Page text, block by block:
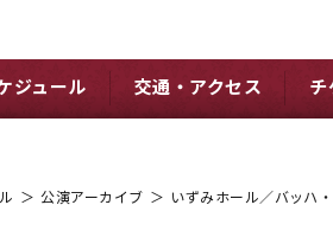
ジュール 交通・アクセス チ
＞ 公演アーカイブ ＞ いずみホール／バッハ